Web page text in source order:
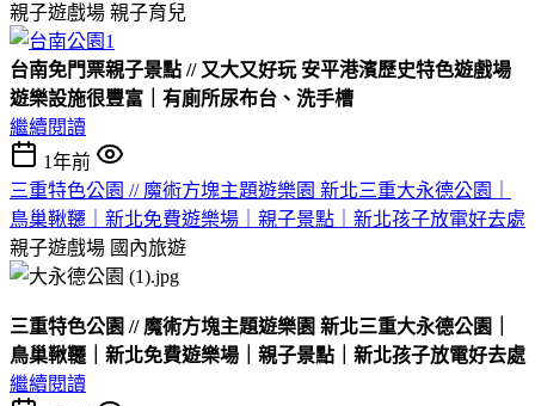
親子遊戲場 親子育兒
台南免門票親子景點 // 又大又好玩 安平港濱歷史特色遊戲場
遊樂設施很豐富｜有廁所尿布台、洗手槽
繼續閱讀
1年前
三重特色公園 // 魔術方塊主題遊樂園 新北三重大永德公園｜
鳥巢鞦韆｜新北免費遊樂場｜親子景點｜新北孩子放電好去處
親子遊戲場 國內旅遊
三重特色公園 // 魔術方塊主題遊樂園 新北三重大永德公園｜
鳥巢鞦韆｜新北免費遊樂場｜親子景點｜新北孩子放電好去處
繼續閱讀